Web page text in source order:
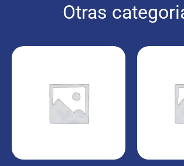
Otras